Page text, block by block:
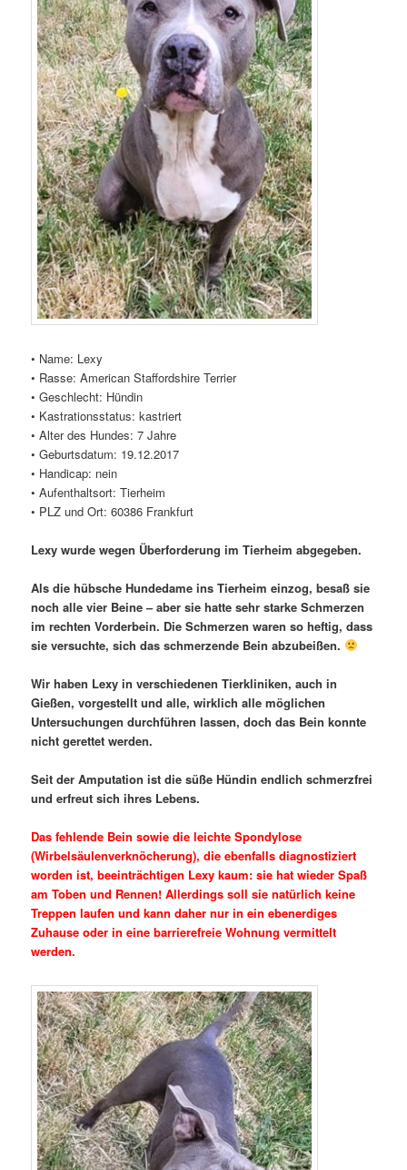
• Name: Lexy
• Rasse: American Staffordshire Terrier
• Geschlecht: Hündin
• Kastrationsstatus: kastriert
• Alter des Hundes: 7 Jahre
• Geburtsdatum: 19.12.2017
• Handicap: nein
• Aufenthaltsort: Tierheim
• PLZ und Ort: 60386 Frankfurt
Lexy wurde wegen Überforderung im Tierheim abgegeben.
Als die hübsche Hundedame ins Tierheim einzog, besaß sie
noch alle vier Beine – aber sie hatte sehr starke Schmerzen
im rechten Vorderbein. Die Schmerzen waren so heftig, dass
sie versuchte, sich das schmerzende Bein abzubeißen.
Wir haben Lexy in verschiedenen Tierkliniken, auch in
Gießen, vorgestellt und alle, wirklich alle möglichen
Untersuchungen durchführen lassen, doch das Bein konnte
nicht gerettet werden.
Seit der Amputation ist die süße Hündin endlich schmerzfrei
und erfreut sich ihres Lebens.
Das fehlende Bein sowie die leichte Spondylose
(Wirbelsäulenverknöcherung), die ebenfalls diagnostiziert
worden ist, beeinträchtigen Lexy kaum: sie hat wieder Spaß
am Toben und Rennen! Allerdings soll sie natürlich keine
Treppen laufen und kann daher nur in ein ebenerdiges
Zuhause oder in eine barrierefreie Wohnung vermittelt
werden.